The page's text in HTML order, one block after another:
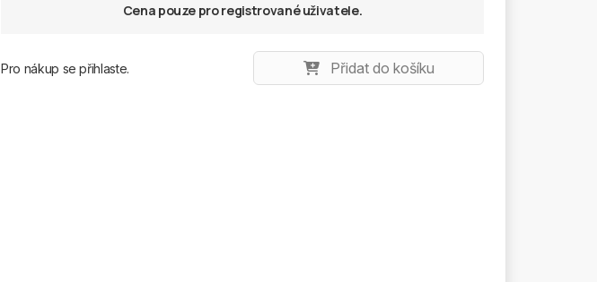
Cena pouze pro registrované uživatele.
Pro nákup se přihlaste. Přidat do košíku